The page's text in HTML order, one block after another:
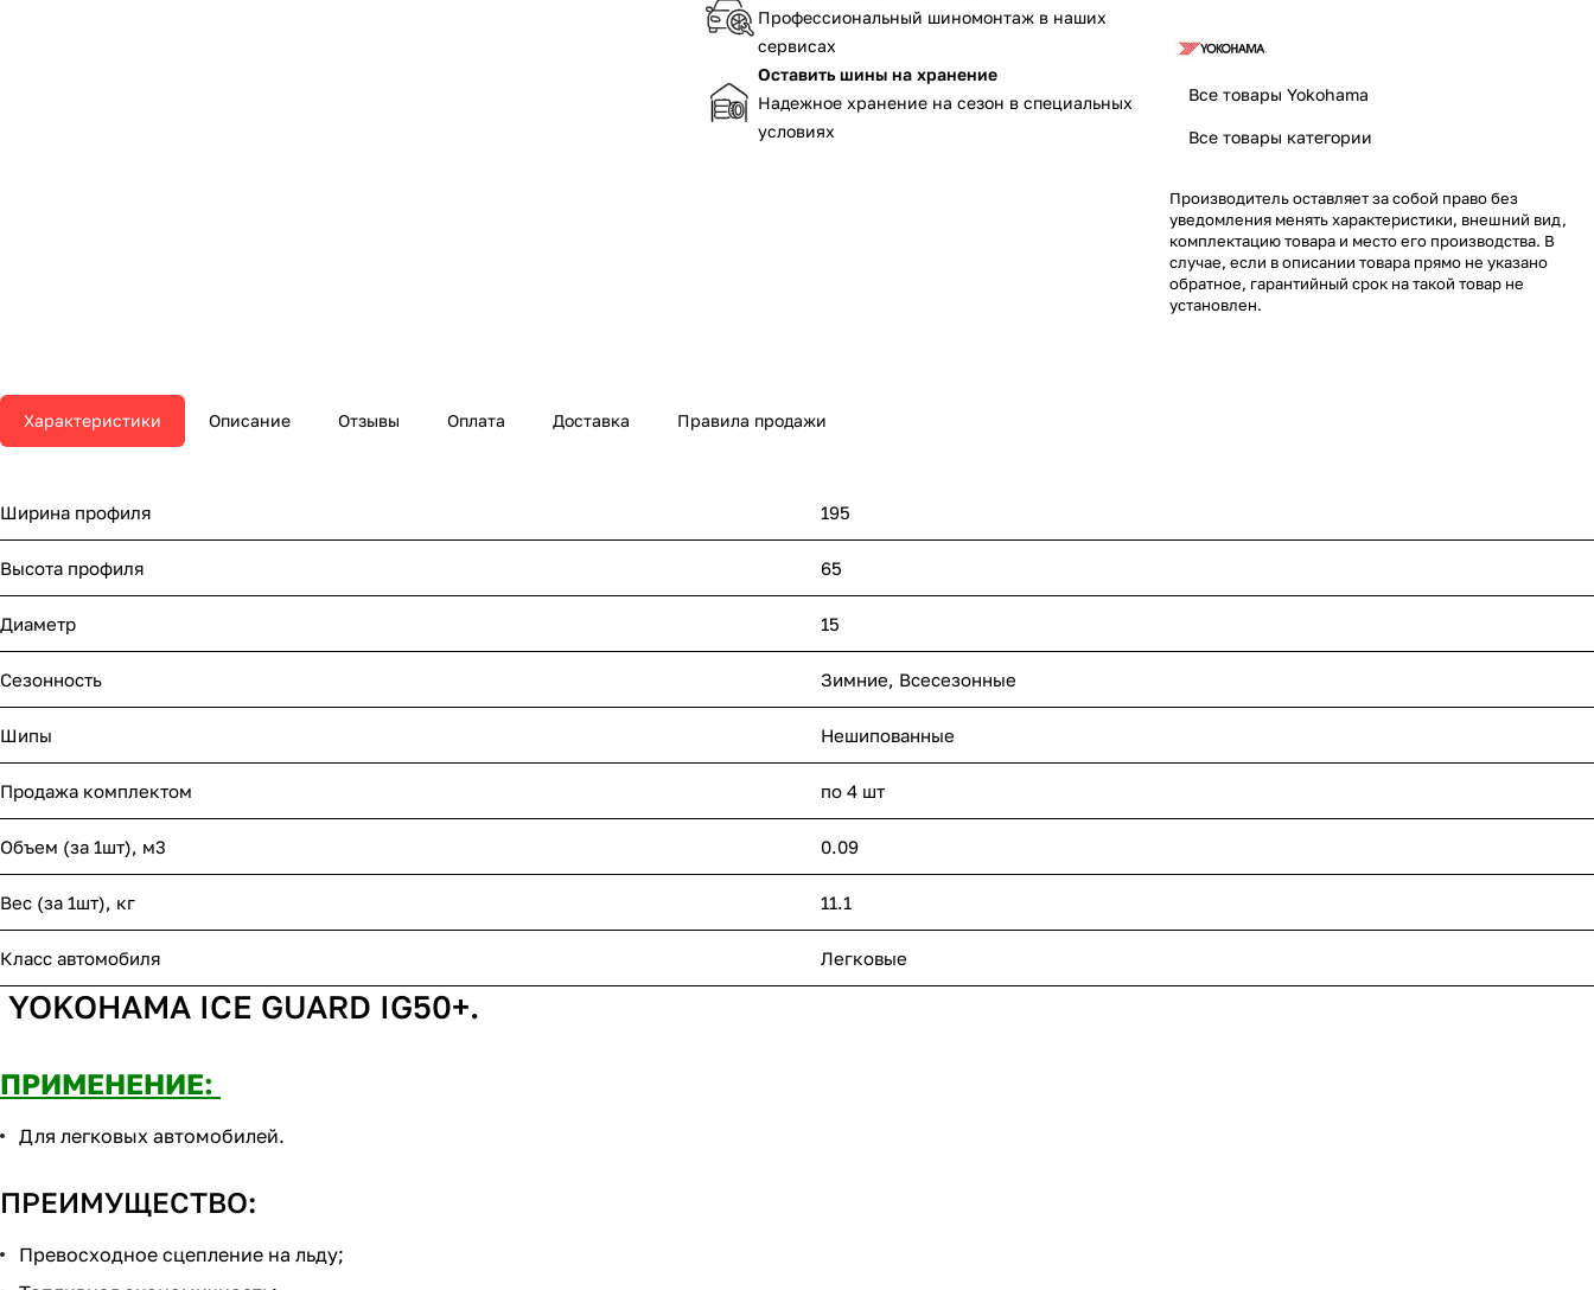
Профессиональный шиномонтаж в наших
сервисах
Оставить шины на хранение
Надежное хранение на сезон в специальных
условиях
Все товары Yokohama
Все товары категории
Производитель оставляет за собой право без
уведомления менять характеристики, внешний вид,
комплектацию товара и место его производства. В
случае, если в описании товара прямо не указано
обратное, гарантийный срок на такой товар не
установлен.
Характеристики Описание Отзывы Оплата Доставка Правила продажи
Ширина профиля 195
Высота профиля 65
Диаметр 15
Сезонность Зимние, Всесезонные
Шипы Нешипованные
Продажа комплектом по 4 шт
Объем (за 1шт), м3 0.09
Вес (за 1шт), кг 11.1
Класс автомобиля Легковые
YOKOHAMA ICE GUARD IG50+.
ПРИМЕНЕНИЕ:
Для легковых автомобилей.
ПРЕИМУЩЕСТВО:
Превосходное сцепление на льду;